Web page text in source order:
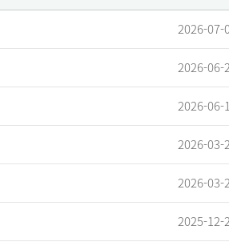
2026-07-
2026-06-
2026-06-
2026-03-
2026-03-
2025-12-